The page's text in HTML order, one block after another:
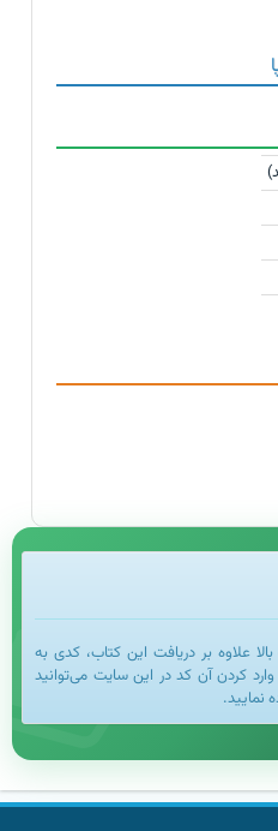
علاوه بر دریافت این کتاب، کدی به
کردن آن کد در این سایت می‌توانید
نمایید.